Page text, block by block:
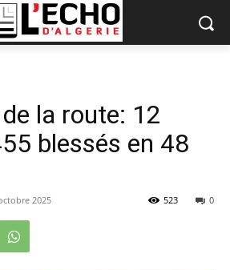
la route: 12
blessés en 48
2025 0
523